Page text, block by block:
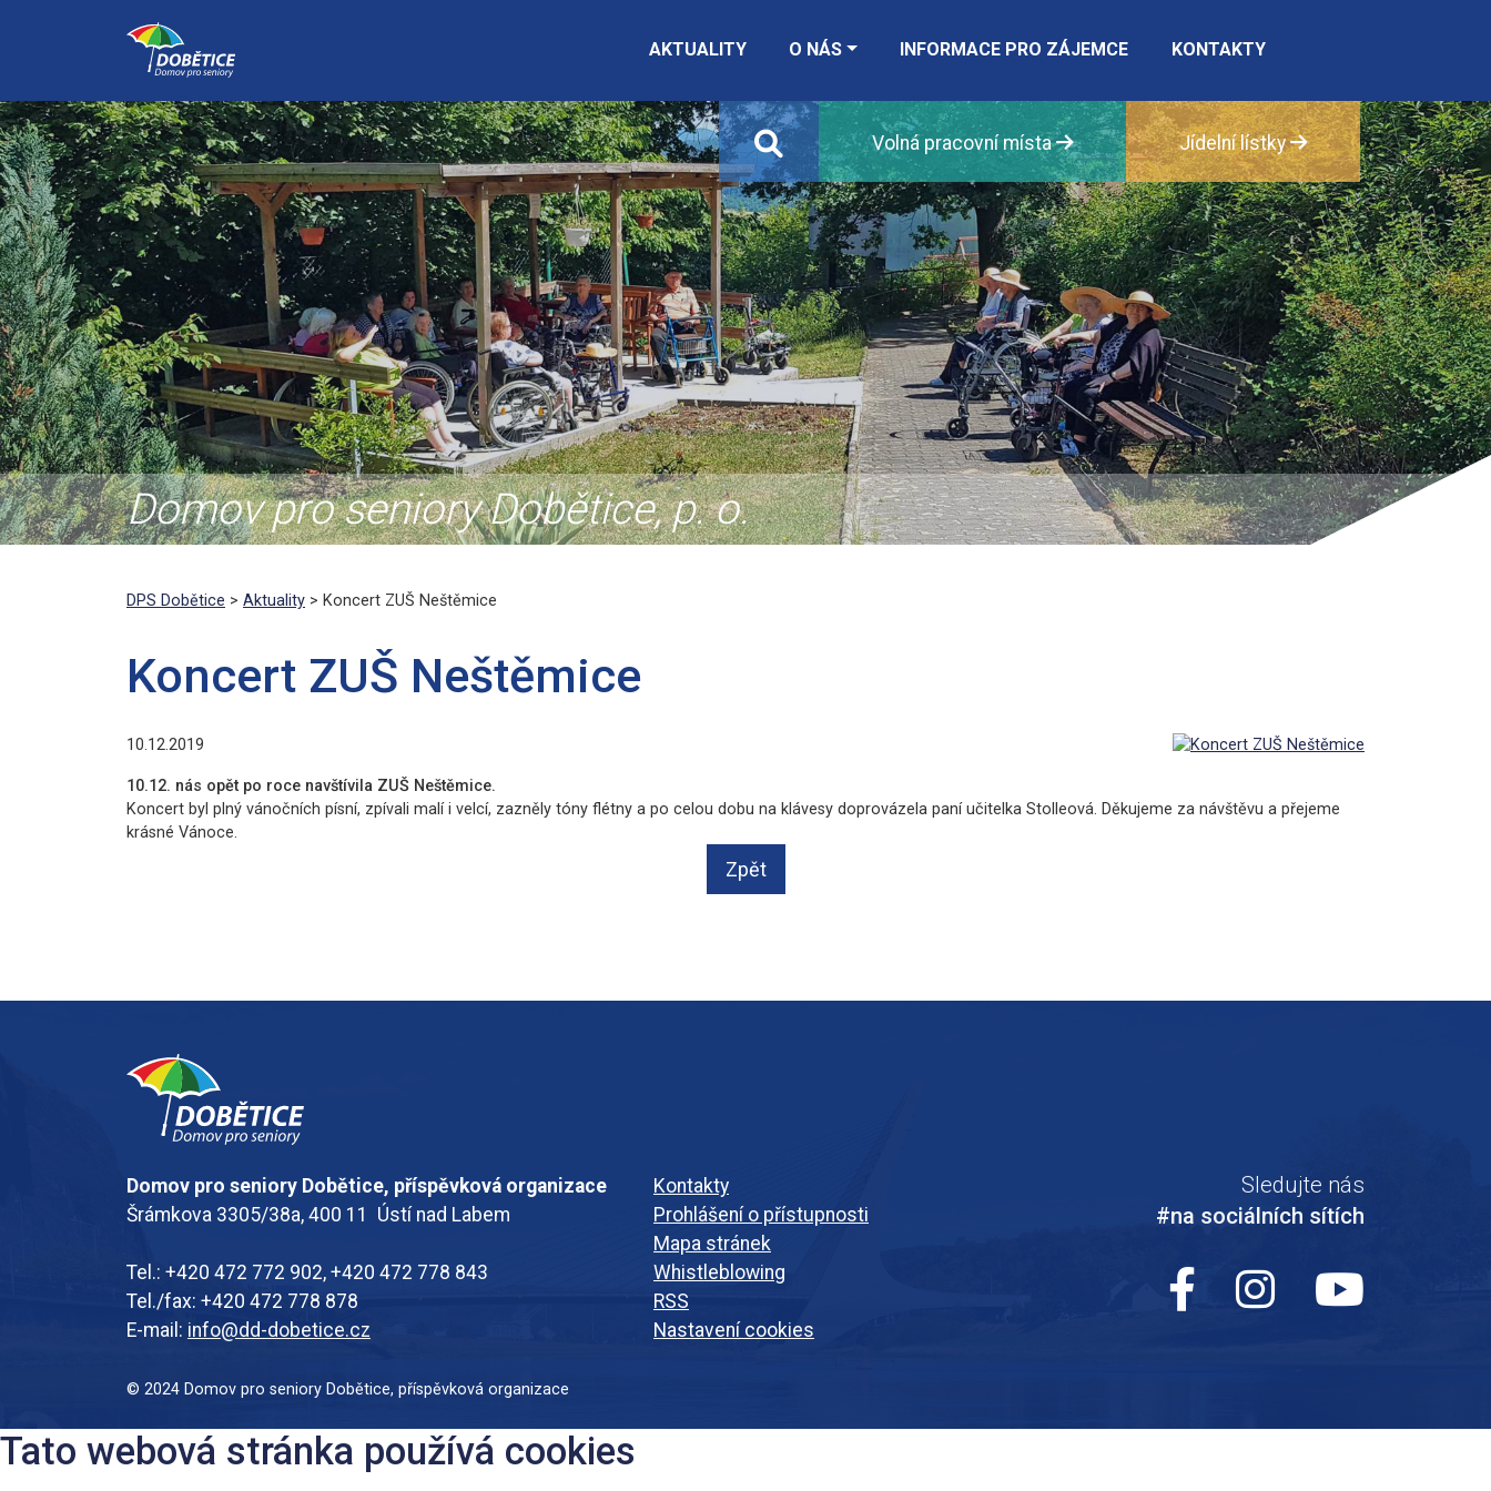
AKTUALITY O NÁS INFORMACE PRO ZÁJEMCE KONTAKTY
Volná pracovní místa Jídelní lístky
Domov pro seniory Dobětice, p. o.
DPS Dobětice > Aktuality > Koncert ZUŠ Neštěmice
Koncert ZUŠ Neštěmice
10.12.2019
10.12. nás opět po roce navštívila ZUŠ Neštěmice.
Koncert byl plný vánočních písní, zpívali malí i velcí, zazněly tóny flétny a po celou dobu na klávesy doprovázela paní učitelka Stolleová. Děkujeme za návštěvu a přejeme
krásné Vánoce.
Zpět
Domov pro seniory Dobětice, příspěvková organizace
Šrámkova 3305/38a, 400 11 Ústí nad Labem
Tel.: +420 472 772 902, +420 472 778 843
Tel./fax: +420 472 778 878
E-mail: info@dd-dobetice.cz
© 2024 Domov pro seniory Dobětice, příspěvková organizace
Kontakty
Prohlášení o přístupnosti
Mapa stránek
Whistleblowing
RSS
Nastavení cookies
Sledujte nás
#na sociálních sítích
Tato webová stránka používá cookies